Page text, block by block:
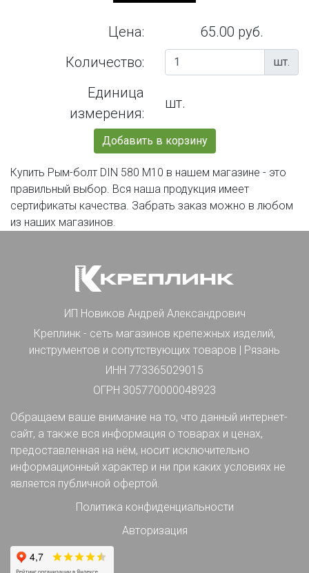
Цена:
65.00 руб.
Количество:
шт.
Единица
измерения:
шт.
Добавить в корзину
Купить Рым-болт DIN 580 М10 в нашем магазине - это
правильный выбор. Вся наша продукция имеет
сертификаты качества. Забрать заказ можно в любом
из наших магазинов.
ИП Новиков Андрей Александрович
Креплинк - сеть магазинов крепежных изделий,
инструментов и сопутствующих товаров | Рязань
ИНН 773365029015
ОГРН 305770000048923
Обращаем ваше внимание на то, что данный интернет-
сайт, а также вся информация о товарах и ценах,
предоставленная на нём, носит исключительно
информационный характер и ни при каких условиях не
является публичной офертой.
Политика конфиденциальности
Авторизация